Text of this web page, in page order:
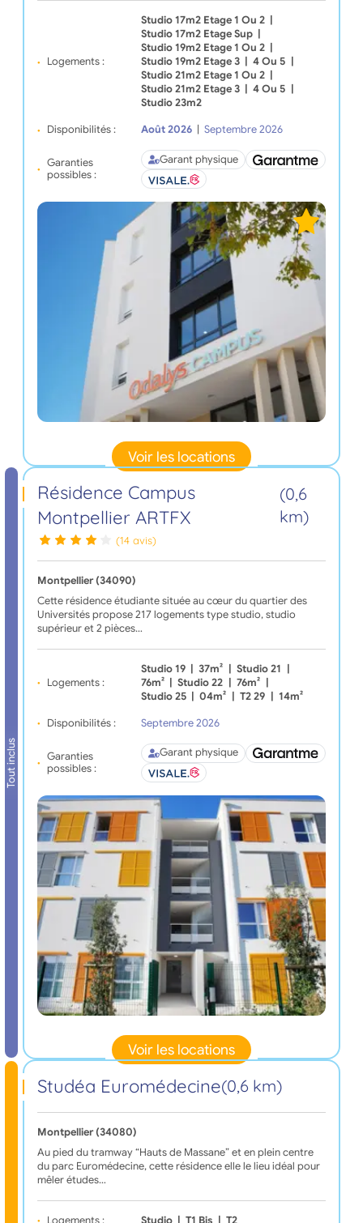
Logements :
Studio 17m2 Etage 1 Ou 2
Studio 17m2 Etage Sup
Studio 19m2 Etage 1 Ou 2
Studio 19m2 Etage 3
4 Ou 5
Studio 21m2 Etage 1 Ou 2
Studio 21m2 Etage 3
4 Ou 5
Studio 23m2
Disponibilités : Août 2026 Septembre 2026
Garanties
possibles :
Garant physique
Voir les locations
Tout inclus
Résidence Campus
Montpellier ARTFX
(0,6
km)
(14 avis)
Montpellier (34090)
Cette résidence étudiante située au cœur du quartier des
Universités propose 217 logements type studio, studio
supérieur et 2 pièces…
Logements :
Studio 19 37m² Studio 21
76m²
Studio 22 76m²
Studio 25
04m² T2 29 14m²
Disponibilités : Septembre 2026
Garanties
possibles :
Garant physique
Voir les locations
Studéa Euromédecine(0,6 km)
Montpellier (34080)
Au pied du tramway “Hauts de Massane” et en plein centre
du parc Euromédecine, cette résidence elle le lieu idéal pour
mêler études…
Logements : Studio T1 Bis T2